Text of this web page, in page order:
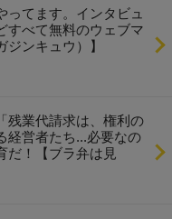
ってます。インタビュ
すべて無料のウェブマ
ンキュウ）】
残業代請求は、権利の
経営者たち...必要なの
だ！【ブラ弁は見